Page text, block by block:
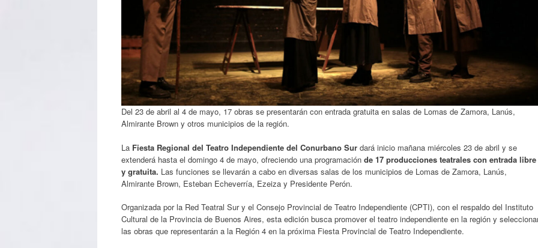
Del 23 de abril al 4 de mayo, 17 obras se presentarán con entrada gratuita en salas de Lomas de Zamora, Lanús,
Almirante Brown y otros municipios de la región.
La Fiesta Regional del Teatro Independiente del Conurbano Sur dará inicio mañana miércoles 23 de abril y se
extenderá hasta el domingo 4 de mayo, ofreciendo una programación de 17 producciones teatrales con entrada libre
y gratuita. Las funciones se llevarán a cabo en diversas salas de los municipios de Lomas de Zamora, Lanús,
Almirante Brown, Esteban Echeverría, Ezeiza y Presidente Perón.
Organizada por la Red Teatral Sur y el Consejo Provincial de Teatro Independiente (CPTI), con el respaldo del Instituto
Cultural de la Provincia de Buenos Aires, esta edición busca promover el teatro independiente en la región y
las obras que representarán a la Región 4 en la próxima Fiesta Provincial de Teatro Independiente.